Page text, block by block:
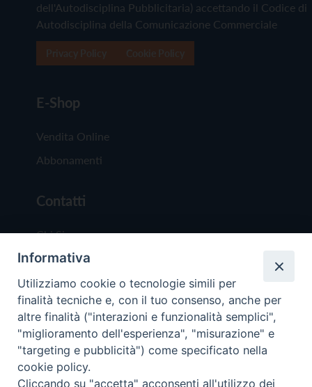
dell'Autodisciplina Pubblicitaria) accettando il Codice di
Autodisciplina della Comunicazione Commerciale
E-Shop
Vendita Online
Abbonamenti
Contatti
Chi Siamo
Redazione
Scrivici
Copyright © 2019 - Tutti i diritti riservati - Vita
Informativa
Utilizziamo cookie o tecnologie simili per
finalità tecniche e, con il tuo consenso, anche per
altre finalità ("interazioni e funzionalità semplici",
"miglioramento dell'esperienza", "misurazione" e
"targeting e pubblicità") come specificato nella
cookie policy.
Cliccando su "accetta" acconsenti all'utilizzo dei